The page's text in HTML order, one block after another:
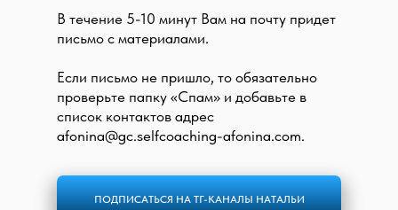
В течение 5-10 минут Вам на почту придет
письмо c материалами.
Если письмо не пришло, то обязательно
проверьте папку «Спам» и добавьте в
список контактов адрес
afonina@gc.selfcoaching-afonina.com.
ПОДПИСАТЬСЯ НА ТГ-КАНАЛЫ НАТАЛЬИ